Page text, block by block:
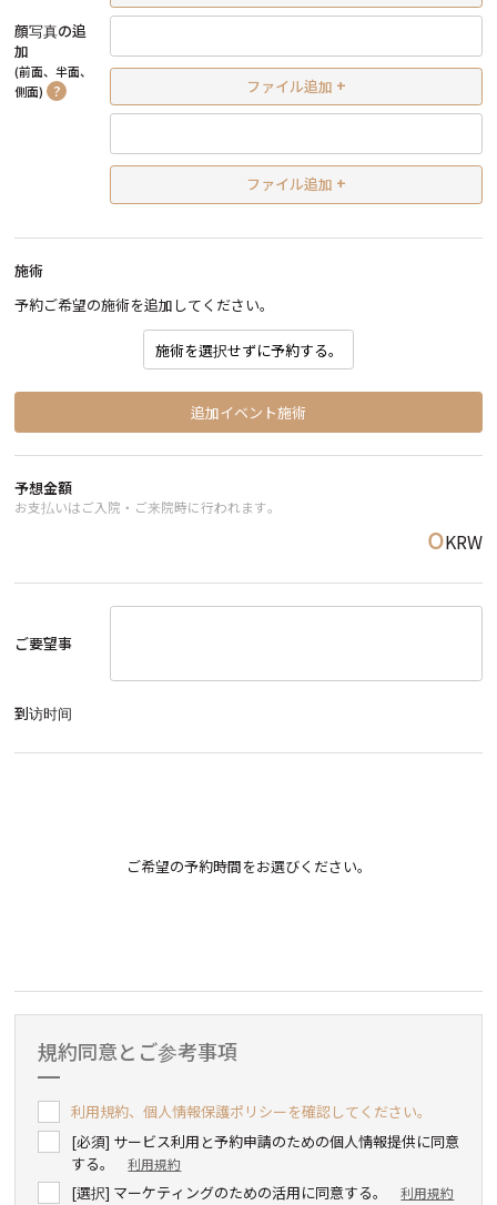
顔写真の追
加
(前面、半面、
側面)
? ファイル追加 +
ファイル追加 +
施術
予約ご希望の施術を追加してください。
施術を選択せずに予約する。
追加イベント施術
予想金額
お支払いはご入院・ご来院時に行われます。
0KRW
ご要望事
到访时间
예약 날짜
ご希望の予約時間をお選びください。
規約同意とご参考事項
利用規約、個人情報保護ポリシーを確認してください。
[必須] サービス利用と予約申請のための個人情報提供に同意
する。
利用規約
[選択] マーケティングのための活用に同意する。 利用規約